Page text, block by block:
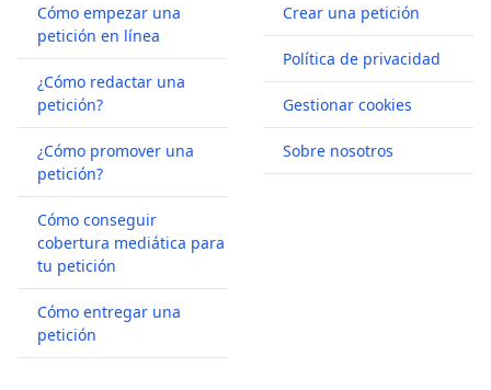
Cómo empezar una
petición en línea
¿Cómo redactar una
petición?
¿Cómo promover una
petición?
Cómo conseguir
cobertura mediática para
tu petición
Cómo entregar una
petición
Crear una petición
Política de privacidad
Gestionar cookies
Sobre nosotros